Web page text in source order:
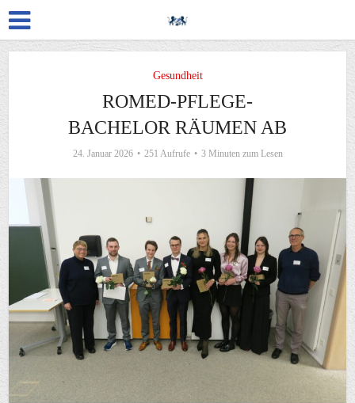
Gesundheit
ROMED-PFLEGE-
BACHELOR RÄUMEN AB
24. Januar 2026 251 Aufrufe 3 Minuten zum Lesen